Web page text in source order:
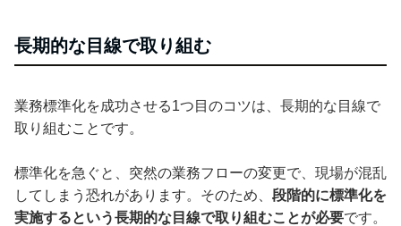
長期的な目線で取り組む
業務標準化を成功させる1つ目のコツは、長期的な目線で
取り組むことです。
標準化を急ぐと、突然の業務フローの変更で、現場が混乱
してしまう恐れがあります。そのため、 段階的に標準化を
実施するという長期的な目線で取り組むことが必要です。